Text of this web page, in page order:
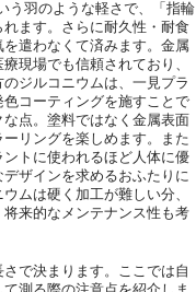
う羽のような軽さで、「指輪
ます。さらに耐久性・耐食
遣わなくて済みます。金属
現場でも信頼されており、
ジルコニウムは、一見プラ
コーティングを施すことで
点。塗料ではなく金属表面
リングを楽しめます。また
トに使われるほど人体に優
ザインを求めるおふたりに
ムは硬く加工が難しい分、
来的なメンテナンス性も考
で決まります。ここでは自